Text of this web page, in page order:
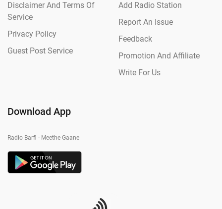
Disclaimer And Terms Of
Service
Privacy Policy
Guest Post Service
Add Radio Station
Report An Issue
Feedback
Promotion And Affiliate
Write For Us
Download App
Radio Barfi - Meethe Gaane